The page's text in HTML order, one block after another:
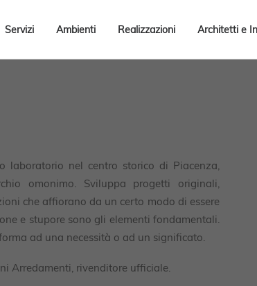
Servizi Ambienti Realizzazioni Architetti e
nel centro storico di Piacenza,
omonimo. Sviluppa progetti originali,
che affiorano da un certo modo di essere
e stupore sono gli elementi fondamentali.
ad una necessità o ad un significato.
Arredamenti, rivenditore ufficiale.